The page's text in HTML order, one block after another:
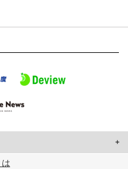
ーに合わせたコンテンツや広告の